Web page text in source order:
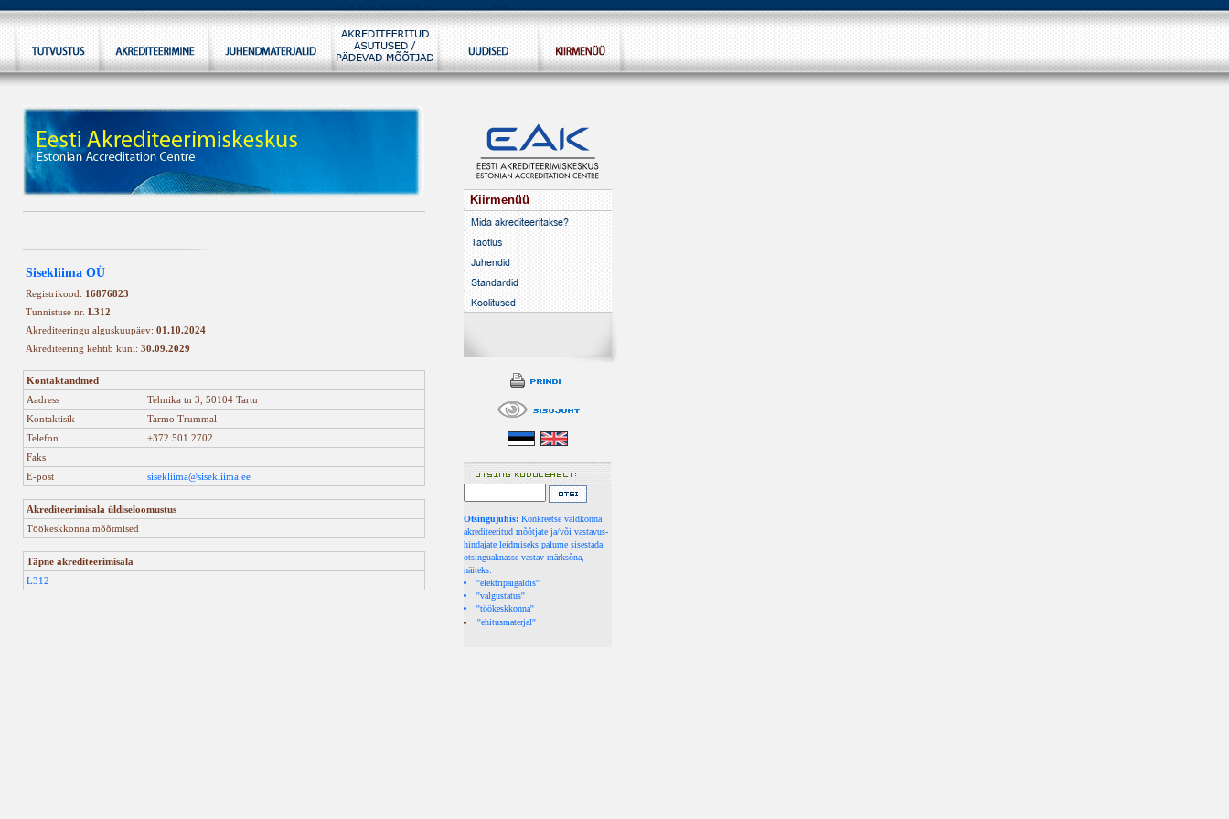
Sisekliima OÜ
Registrikood: 16876823
Tunnistuse nr. L312
Akrediteeringu alguskuupäev: 01.10.2024
Akrediteering kehtib kuni: 30.09.2029
Kontaktandmed
Aadress
Tehnika tn 3, 50104 Tartu
Kontaktisik
Tarmo Trummal
Telefon
+372 501 2702
Faks
E-post
sisekliima@sisekliima.ee
Akrediteerimisala üldiseloomustus
Töökeskkonna mõõtmised
Täpne akrediteerimisala
L312
Kiirmenüü
Otsingujuhis: Konkreetse valdkonna
akrediteeritud mõõtjate ja/või vastavus-
hindajate leidmiseks palume sisestada
otsinguaknasse vastav märksõna,
näiteks:
''elektripaigaldis''
''valgustatus''
''töökeskkonna''
''ehitusmaterjal''